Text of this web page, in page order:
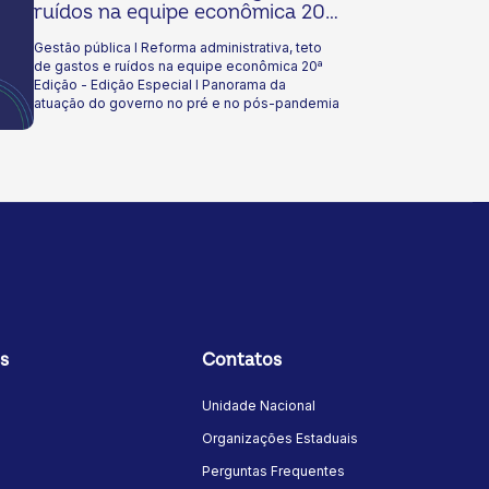
ruídos na equipe econômica 20ª
Edição - Edição Especial I
Panorama da atuação do
governo no pré e no pós-
pandemia
Gestão pública I Reforma administrativa, teto
de gastos e ruídos na equipe econômica 20ª
Edição - Edição Especial I Panorama da
atuação do governo no pré e no pós-pandemia
Contatos
Unidade Nacional
Organizações Estaduais
Perguntas Frequentes